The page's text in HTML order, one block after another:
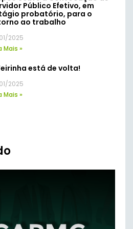
Público Efetivo, em
probatório, para o
ao trabalho
2025
Mais »
está de volta!
2025
Mais »